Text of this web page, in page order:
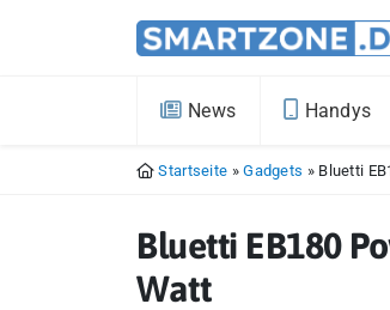
News Handys
Startseite »Gadgets » Bluetti
Bluetti EB180
Watt